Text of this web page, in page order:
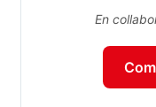
En